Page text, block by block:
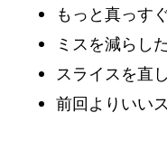
もっと真っす
ミスを減らし
スライスを直
前回よりいい